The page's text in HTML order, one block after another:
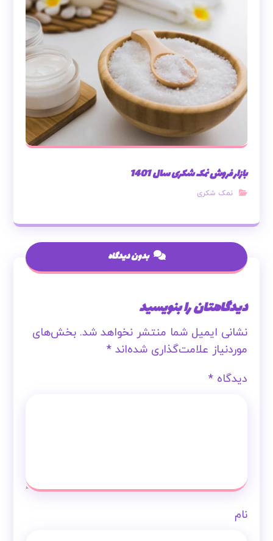
بازار فروش نمک شکری سال 1401
نمک شکری
بدون دیدگاه
دیدگاهتان را بنویسید
نشانی ایمیل شما منتشر نخواهد شد. بخش‌های
موردنیاز علامت‌گذاری شده‌اند*
دیدگاه*
نام